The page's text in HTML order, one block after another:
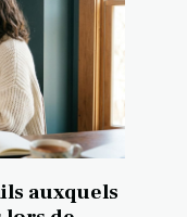
auxquels